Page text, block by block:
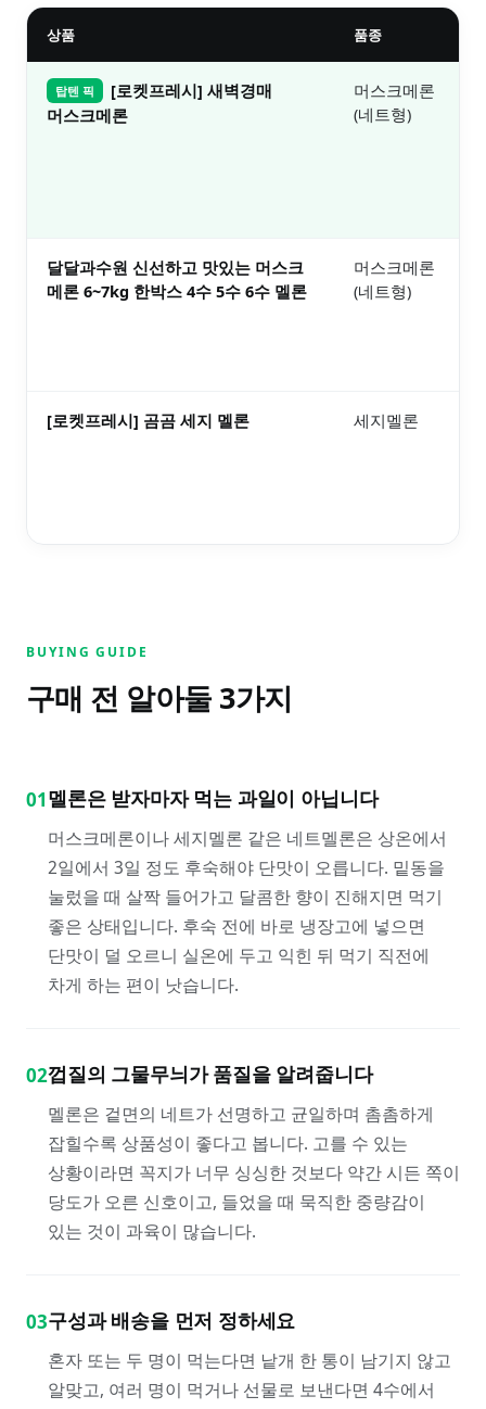
상품 품종
탑텐 픽
[로켓프레시] 새벽경매
머스크메론
머스크메론
(네트형)
달달과수원 신선하고 맛있는 머스크
메론 6~7kg 한박스 4수 5수 6수 멜론
머스크메론
(네트형)
[로켓프레시] 곰곰 세지 멜론 세지멜론
BUYING GUIDE
구매 전 알아둘 3가지
01멜론은 받자마자 먹는 과일이 아닙니다
머스크메론이나 세지멜론 같은 네트멜론은 상온에서
2일에서 3일 정도 후숙해야 단맛이 오릅니다. 밑동을
눌렀을 때 살짝 들어가고 달콤한 향이 진해지면 먹기
좋은 상태입니다. 후숙 전에 바로 냉장고에 넣으면
단맛이 덜 오르니 실온에 두고 익힌 뒤 먹기 직전에
차게 하는 편이 낫습니다.
02껍질의 그물무늬가 품질을 알려줍니다
멜론은 겉면의 네트가 선명하고 균일하며 촘촘하게
잡힐수록 상품성이 좋다고 봅니다. 고를 수 있는
상황이라면 꼭지가 너무 싱싱한 것보다 약간 시든 쪽이
당도가 오른 신호이고, 들었을 때 묵직한 중량감이
있는 것이 과육이 많습니다.
03구성과 배송을 먼저 정하세요
혼자 또는 두 명이 먹는다면 낱개 한 통이 남기지 않고
알맞고, 여러 명이 먹거나 선물로 보낸다면 4수에서